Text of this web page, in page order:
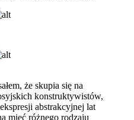
że skupia się na
konstruktywistów,
abstrakcyjnej lat
mieć różnego rodzaju